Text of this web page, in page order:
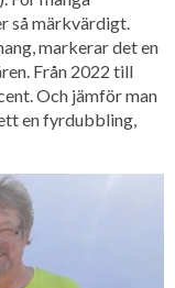
så märkvärdigt.
markerar det en
Från 2022 till
Och jämför man
en fyrdubbling,